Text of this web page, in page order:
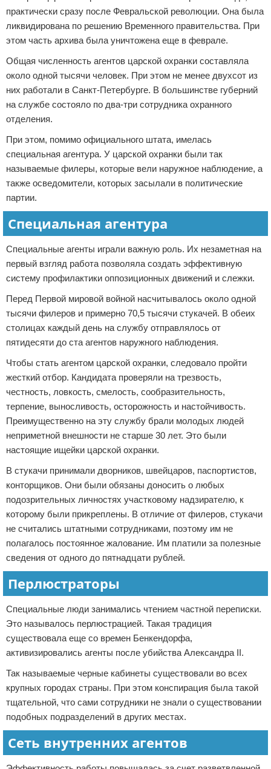
практически сразу после Февральской революции. Она была
ликвидирована по решению Временного правительства. При
этом часть архива была уничтожена еще в феврале.
Общая численность агентов царской охранки составляла
около одной тысячи человек. При этом не менее двухсот из
них работали в Санкт-Петербурге. В большинстве губерний
на службе состояло по два-три сотрудника охранного
отделения.
При этом, помимо официального штата, имелась
специальная агентура. У царской охранки были так
называемые филеры, которые вели наружное наблюдение, а
также осведомители, которых засылали в политические
партии.
Специальная агентура
Специальные агенты играли важную роль. Их незаметная на
первый взгляд работа позволяла создать эффективную
систему профилактики оппозиционных движений и слежки.
Перед Первой мировой войной насчитывалось около одной
тысячи филеров и примерно 70,5 тысячи стукачей. В обеих
столицах каждый день на службу отправлялось от
пятидесяти до ста агентов наружного наблюдения.
Чтобы стать агентом царской охранки, следовало пройти
жесткий отбор. Кандидата проверяли на трезвость,
честность, ловкость, смелость, сообразительность,
терпение, выносливость, осторожность и настойчивость.
Преимущественно на эту службу брали молодых людей
неприметной внешности не старше 30 лет. Это были
настоящие ищейки царской охранки.
В стукачи принимали дворников, швейцаров, паспортистов,
конторщиков. Они были обязаны доносить о любых
подозрительных личностях участковому надзирателю, к
которому были прикреплены. В отличие от филеров, стукачи
не считались штатными сотрудниками, поэтому им не
полагалось постоянное жалование. Им платили за полезные
сведения от одного до пятнадцати рублей.
Перлюстраторы
Специальные люди занимались чтением частной переписки.
Это называлось перлюстрацией. Такая традиция
существовала еще со времен Бенкендорфа,
активизировались агенты после убийства Александра II.
Так называемые черные кабинеты существовали во всех
крупных городах страны. При этом конспирация была такой
тщательной, что сами сотрудники не знали о существовании
подобных подразделений в других местах.
Сеть внутренних агентов